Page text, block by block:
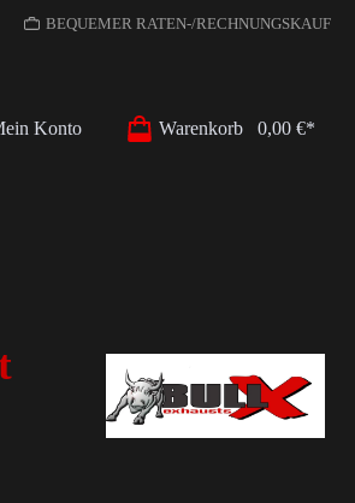
BEQUEMER RATEN-/RECHNUNGSKAUF
Konto Warenkorb 0,00 €*